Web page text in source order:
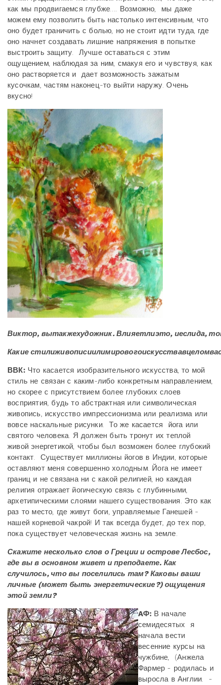
как мы продвигаемся глубже…. Возможно, мы даже
можем ему позволить быть настолько интенсивным, что
оно будет граничить с болью, но не стоит идти туда, где
оно начнет создавать лишние напряжения в попытке
выстроить защиту. Лучше оставаться с этим
ощущением, наблюдая за ним, смакуя его и чувствуя, как
оно растворяется и дает возможность зажатым
кусочкам, частям наконец-то выйти наружу. Очень
вкусно!
Виктор, вытакжехудожник. Влияетлиэто, иеслида,
Какие
ВВК:Что касается изобразительного искусства, то мой
стиль не связан с каким-либо конкретным направлением,
но скорее с присутствием более глубоких слоев
восприятия, будь то абстрактная или символическая
живопись, искусство импрессионизма или реализма или
вовсе наскальные рисунки. То же касается йога или
святого человека. Я должен быть тронут их теплой
живой энергетикой, чтобы был возможен более глубокий
контакт. Существует миллионы йогов в Индии, которые
оставляют меня совершенно холодным. Йога не имеет
границ и не связана ни с какой религией, но каждая
религия отражает йогическую связь с глубинными,
архетипическими слоями нашего существования. Это как
раз то место, где живут боги, управляемые Ганешей -
нашей корневой чакрой! И так всегда будет, до тех пор,
пока существует человеческая жизнь на земле.
Скажите несколько слов о Греции и острове Лесбос,
где вы в основном живет и преподаете. Как
случилось, что вы поселились там? Каковы ваши
личные (может быть энергетические?) ощущения
этой земли?
AФ: В начале
семидесятых я
начала вести
весенние курсы на
чужбине, (Анжела
Фармер - родилась и
выросла в Англии. -